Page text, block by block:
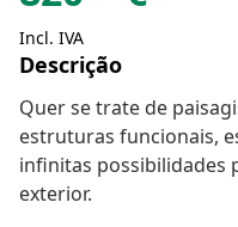
Incl. IVA
Descrição
Quer se trate de
estruturas funcionais,
infinitas possibilidades
exterior.